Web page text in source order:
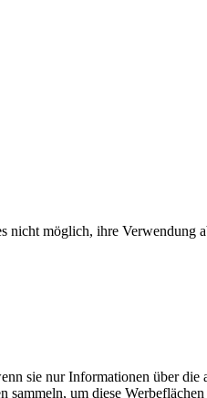
nicht möglich, ihre Verwendung
sie nur Informationen über die
um diese